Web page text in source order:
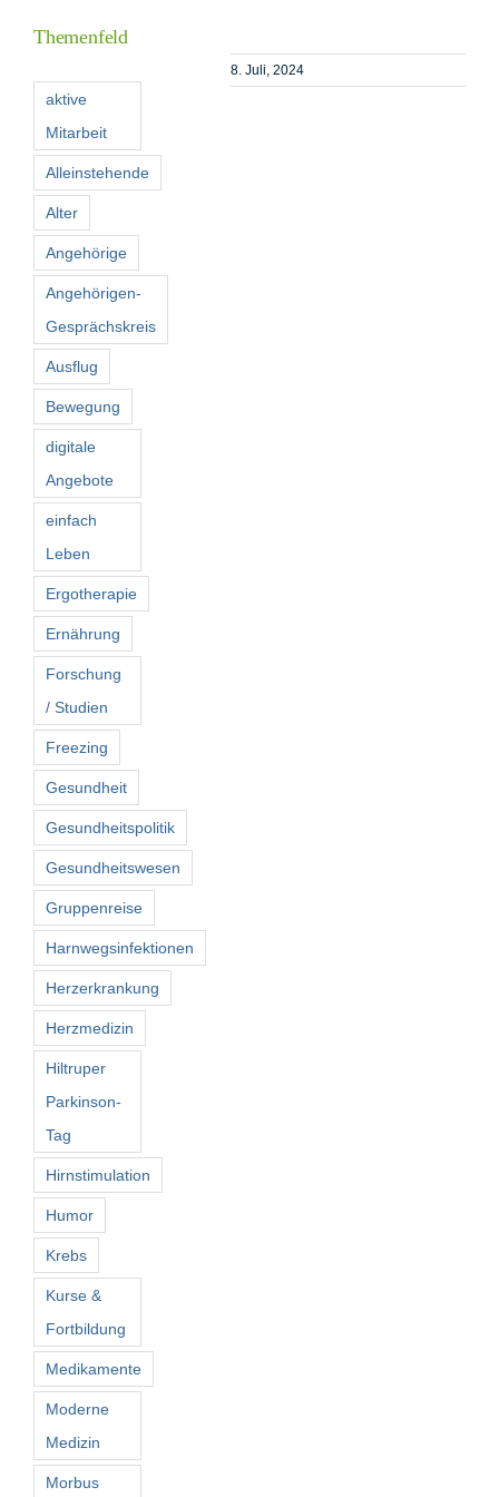
Förderer
8. Juli, 2024
Themenfeld
aktive
Mitarbeit
Alleinstehende
Alter
Angehörige
Angehörigen-
Gesprächskreis
Ausflug
Bewegung
digitale
Angebote
einfach
Leben
Ergotherapie
Ernährung
Forschung
/ Studien
Freezing
Gesundheit
Gesundheitspolitik
Gesundheitswesen
Gruppenreise
Harnwegsinfektionen
Herzerkrankung
Herzmedizin
Hiltruper
Parkinson-
Tag
Hirnstimulation
Humor
Krebs
Kurse &
Fortbildung
Medikamente
Moderne
Medizin
Morbus